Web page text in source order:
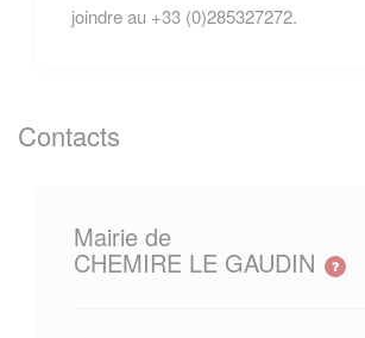
joindre au +33 (0)285327272.
Contacts
Mairie de
CHEMIRE LE GAUDIN